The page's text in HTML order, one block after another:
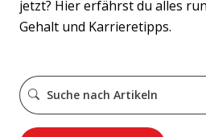
jetzt? Hier erfährst du alles
Gehalt und Karrieretipps.